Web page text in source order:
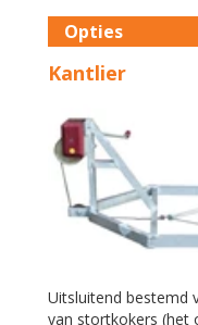
Opties
Kantlier
Uitsluitend bestemd
van stortkokers (het